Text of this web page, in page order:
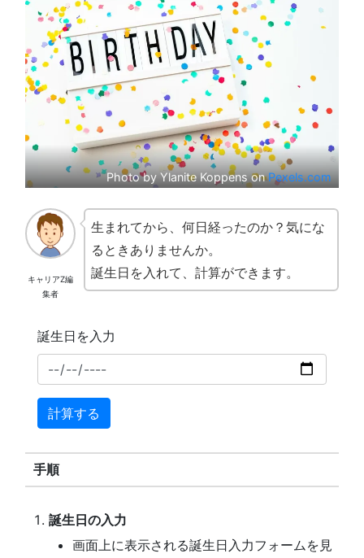
Photo by Ylanite Koppens onPexels.com
キャリアZ編
集者
生まれてから、何日経ったのか？気にな
るときありませんか。
誕生日を入れて、計算ができます。
誕生日を入力
計算する
手順
誕生日の入力
画面上に表示される誕生日入力フォームを見